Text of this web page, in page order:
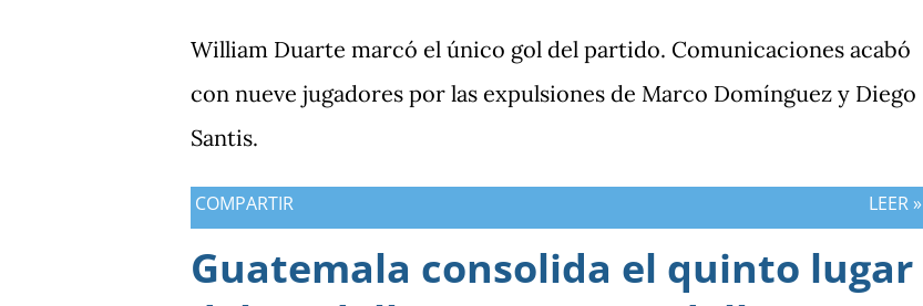
William Duarte marcó el único gol del partido. Comunicaciones acabó
con nueve jugadores por las expulsiones de Marco Domínguez y Diego
Santis.
COMPARTIR LEER »
Guatemala consolida el quinto lugar